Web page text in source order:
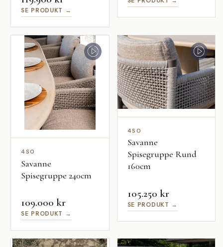
SE PRODUKT →
4SO
Savanne
Spisegruppe 240cm
109.000 kr
SE PRODUKT →
4SO
Savanne
Spisegruppe Rund
160cm
105.250 kr
SE PRODUKT →